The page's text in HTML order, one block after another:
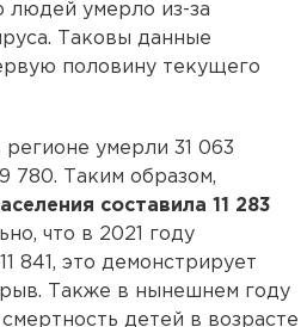
людей умерло из-за
Таковы данные
половину текущего
регионе умерли 31 063
780. Таким образом,
составила 11 283
что в 2021 году
841, это демонстрирует
Также в нынешнем году
детей в возрасте